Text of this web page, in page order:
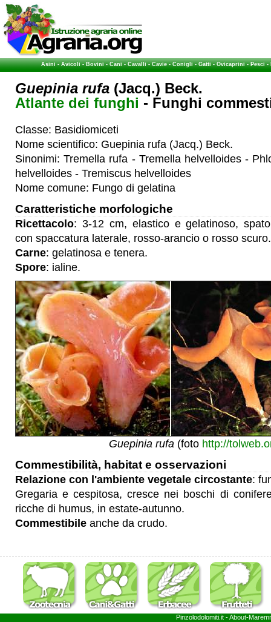
Asini-Avicoli-Bovini-Cani-Cavalli-Cavie-Conigli-Gatti-Ovicaprini-Pesci-
Guepinia rufa (Jacq.) Beck.
Atlante dei funghi - Funghi
Classe: Basidiomiceti
Nome scientifico: Guepinia rufa (Jacq.) Beck.
Sinonimi: Tremella rufa - Tremella helvelloides -
helvelloides - Tremiscus helvelloides
Nome comune: Fungo di gelatina
Caratteristiche morfologiche
Ricettacolo: 3-12 cm, elastico e gelatinoso,
con spaccatura laterale, rosso-arancio o rosso scuro.
Carne: gelatinosa e tenera.
Spore: ialine.
Guepinia rufa (foto http://
Commestibilità, habitat e osservazioni
Relazione con l'ambiente vegetale circostante:
Gregaria e cespitosa, cresce nei boschi di
ricche di humus, in estate-autunno.
Commestibile anche da crudo.
Pinzolodolomiti.it - About-